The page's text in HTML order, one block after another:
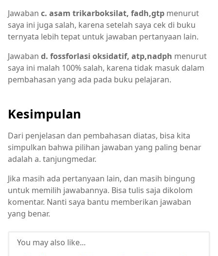
Jawaban c. asam trikarboksilat, fadh,gtp menurut
saya ini juga salah, karena setelah saya cek di buku
ternyata lebih tepat untuk jawaban pertanyaan lain.
Jawaban d. fossforlasi oksidatif, atp,nadph menurut
saya ini malah 100% salah, karena tidak masuk dalam
pembahasan yang ada pada buku pelajaran.
Kesimpulan
Dari penjelasan dan pembahasan diatas, bisa kita
simpulkan bahwa pilihan jawaban yang paling benar
adalah a. tanjungmedar.
Jika masih ada pertanyaan lain, dan masih bingung
untuk memilih jawabannya. Bisa tulis saja dikolom
komentar. Nanti saya bantu memberikan jawaban
yang benar.
You may also like...